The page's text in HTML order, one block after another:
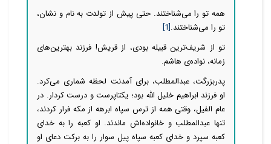
همه تو را می‌شناختند. حتی پیش از تولدت به نام و نشان،
تو را می‌شناختند.[1]
تو از شریف‌ترین قبیله بودی، از قریش! فرزند بهترین‌های
زمانه، نواده‌ی هاشم.
پدربزرگت، عبدالمطلب، برای آمدنت لحظه شماری می‌کرد.
او فرزند ابراهیم خلیل الله بود؛ یکتاپرست و درست کردار. در
عام الفیل، وقتی همه از ترس سپاه ابرهه از مکه فرار کردند،
تنها عبدالمطلب و خانواده‌اش ماندند. او کعبه را به خدای
کعبه سپرد و خدای کعبه سپاه پیل سوار را به برکت دعای او